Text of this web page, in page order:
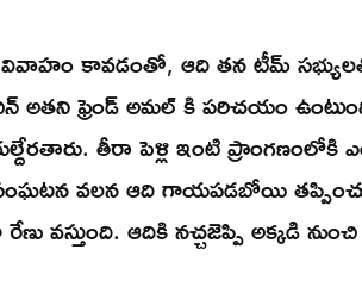
కావడంతో, ఆది తన టీమ్
ఫ్రెండ్ అమల్ కి పరిచయం
తీరా పెళ్లి ఇంటి ప్రాంగణంలోకి
సంఘటన వలన ఆది గాయపడబోయి
వస్తుంది. ఆదికి నచ్చజెప్పి అక్కడి నుంచి